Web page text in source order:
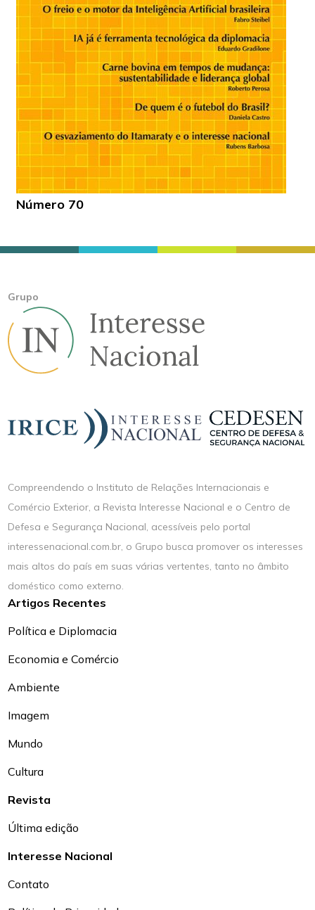
Número 70
Grupo
Compreendendo o Instituto de Relações Internacionais e
Comércio Exterior, a Revista Interesse Nacional e o Centro de
Defesa e Segurança Nacional, acessíveis pelo portal
interessenacional.com.br, o Grupo busca promover os interesses
mais altos do país em suas várias vertentes, tanto no âmbito
doméstico como externo.
Artigos Recentes
Política e Diplomacia
Economia e Comércio
Ambiente
Imagem
Mundo
Cultura
Revista
Última edição
Interesse Nacional
Contato